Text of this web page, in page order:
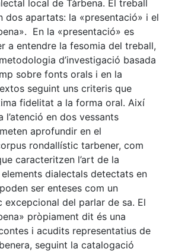
local de Tàrbena. El treball
dos apartats: la «presentació» i el
En la «presentació» es
a entendre la fesomia del treball,
d’investigació basada
sobre fonts orals i en la
seguint uns criteris que
fidelitat a la forma oral. Així
en dos vessants
aprofundir en el
rondallístic tarbener, com
caracteritzen l’art de la
dialectals detectats en
ser enteses com un
del parlar de sa. El
pròpiament dit és una
i acudits representatius de
seguint la catalogació